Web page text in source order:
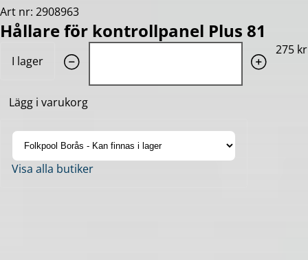
Art nr: 2908963
Hållare för kontrollpanel Plus 81
I lager
275 kr
Lägg i varukorg
Visa alla butiker